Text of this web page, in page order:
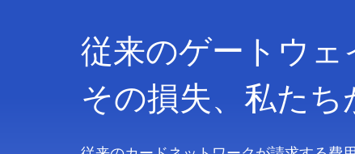
従来のゲートウ
その損失、私たち